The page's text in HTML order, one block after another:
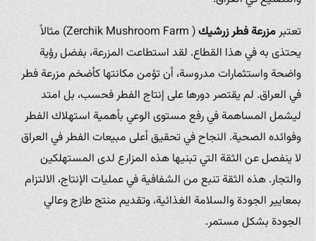
تعتبرمزرعة فطر زرشيك
( Zerchik Mushroom Farm) مثالاً
يحتذى به في هذا القطاع. لقد استطاعت المزرعة، بفضل رؤية
واضحة واستثمارات مدروسة، أن تؤمن مكانتها كأضخم مزرعة فطر
في العراق. لم يقتصر دورها على إنتاج الفطر فحسب، بل امتد
ليشمل المساهمة في رفع مستوى الوعي بأهمية استهلاك الفطر
وفوائده الصحية. النجاح في تحقيق أعلى مبيعات الفطر في العراق
لا ينفصل عن الثقة التي تبنيها هذه المزارع لدى المستهلكين
والتجار. هذه الثقة تنبع من الشفافية في عمليات الإنتاج، الالتزام
بمعايير الجودة والسلامة الغذائية، وتقديم منتج طازج وعالي
الجودة بشكل مستمر.